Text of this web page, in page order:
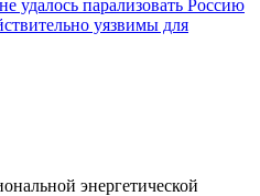
удалось парализовать Россию
уязвимы для
энергетической